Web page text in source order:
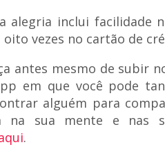
alegria inclui facilidade
oito vezes no cartão de
antes mesmo de subir
em que você pode
alguém para
na sua mente e nas
.